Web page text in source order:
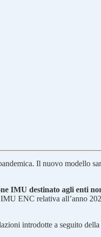
Il nuovo modello
IMU destinato agli enti
ENC relativa all’anno
introdotte a seguito della